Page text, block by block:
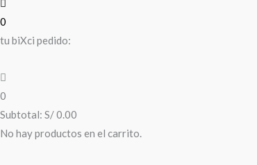
0
tu biXci pedido:
0
Subtotal: S/0.00
No hay productos en el carrito.